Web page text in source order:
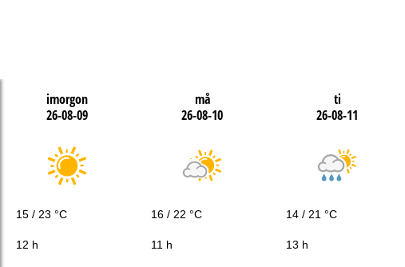
imorgon
26-08-09
må
26-08-10
ti
26-08-11
15 / 23 °C 16 / 22 °C 14 / 21 °C
12 h 11 h 13 h